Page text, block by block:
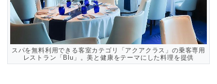
スパを無料利用できる客室カテゴリ「アクアクラス」の乗客専用
レストラン「Blu」。美と健康をテーマにした料理を提供